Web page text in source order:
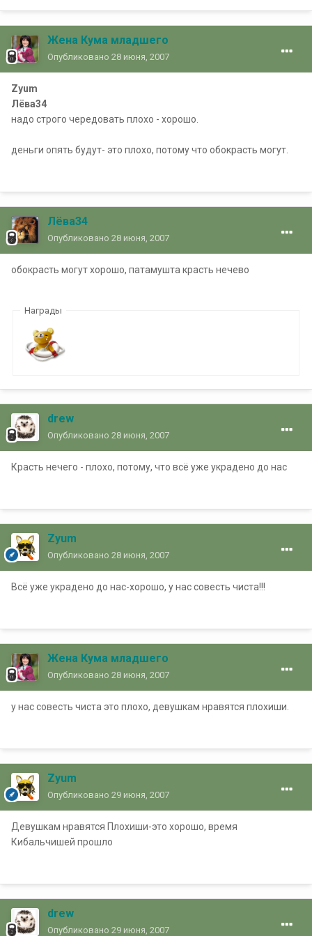
Жена Кума младшего
Опубликовано 28 июня, 2007
Zyum
Лёва34
надо строго чередовать плохо - хорошо.
деньги опять будут- это плохо, потому что обокрасть могут.
Лёва34
Опубликовано 28 июня, 2007
обокрасть могут хорошо, патамушта красть нечево
Награды
drew
Опубликовано 28 июня, 2007
Красть нечего - плохо, потому, что всё уже украдено до нас
Zyum
Опубликовано 28 июня, 2007
Всё уже украдено до нас-хорошо, у нас совесть чиста!!!
Жена Кума младшего
Опубликовано 28 июня, 2007
у нас совесть чиста это плохо, девушкам нравятся плохиши.
Zyum
Опубликовано 29 июня, 2007
Девушкам нравятся Плохиши-это хорошо, время
Кибальчишей прошло
drew
Опубликовано 29 июня, 2007